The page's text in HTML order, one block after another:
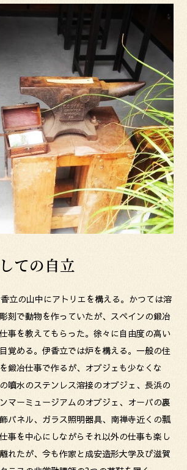
ての自立
立の山中にアトリエを構える。かつては溶
刻で動物を作っていたが、スペインの鍛冶
事を教えてもらった。徐々に自由度の高い
覚める。伊香立では炉を構える。一般の住
鍛冶仕事で作るが、オブジェも少なくな
噴水のステンレス溶接のオブジェ、長浜の
マーミュージアムのオブジェ、オーパの裏
パネル、ガラス照明器具、南禅寺近くの瓢
事を中心にしながらそれ以外の仕事も楽し
れたが、今も作家と成安造形大学及び滋賀